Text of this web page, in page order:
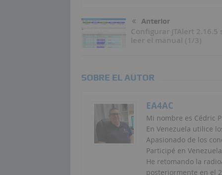
Anterior
Configurar JTAlert 2.16.5
leer el manual (1/3)
SOBRE EL AUTOR
EA4AC
Mi nombre es Cédric
En Venezuela utilice
Apasionado de los
Participé en
He retomando la
posteriormente en el